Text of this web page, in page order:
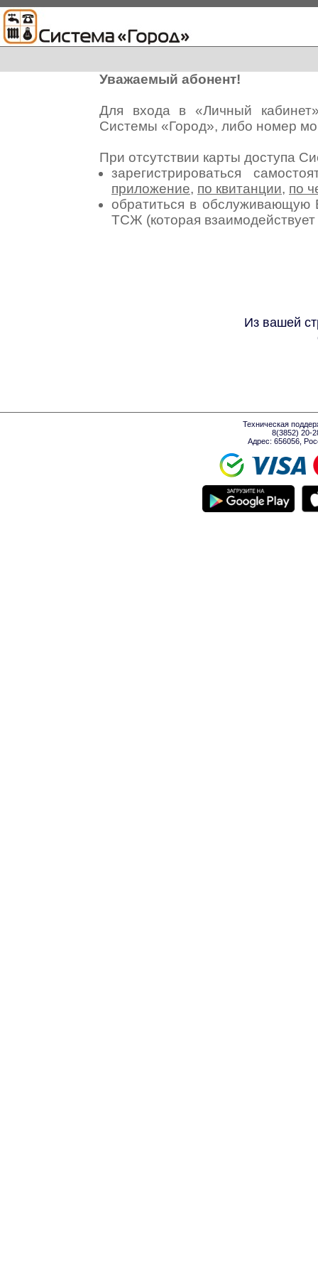
Уважаемый абонент!
Для входа в «Личный
Системы «Город», либо номер
При отсутствии карты доступа
зарегистрироваться
приложение, по квитанции, по
обратиться в
ТСЖ (которая
Из вашей
Техническая
8(3852) 20-
Адрес: 656056,